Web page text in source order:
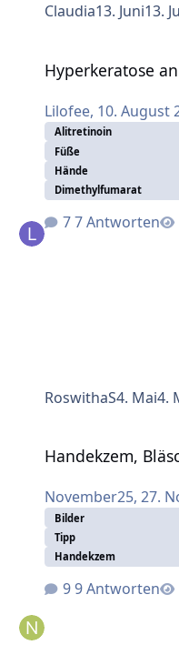
Claudia13. Juni13.
Hyperkeratose
Lilofee, 10. August
Alitretinoin
Füße
Hände
Dimethylfumarat
7 Antworten
RoswithaS4. Mai4.
Handekzem,
November25, 27.
Bilder
Tipp
Handekzem
9 Antworten